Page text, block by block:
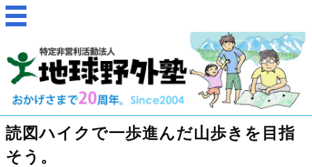
読図ハイクで一歩進んだ山歩きを目指
そう。